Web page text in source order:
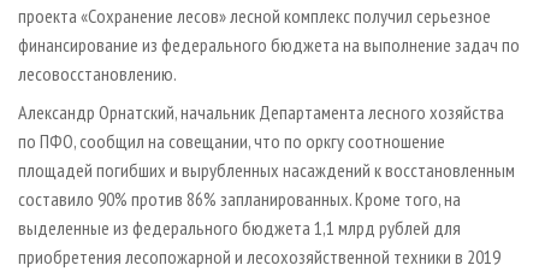
ИНСТРУМЕНТ И МАТЕРИАЛЫ
БИБЛИОТЕКА СПЕЦИАЛИСТА
проекта «Сохранение лесов» лесной комплекс получил серьезное
финансирование из федерального бюджета на выполнение задач по
лесовосстановлению.
Александр Орнатский, начальник Департамента лесного хозяйства
по ПФО, сообщил на совещании, что по оркгу соотношение
площадей погибших и вырубленных насаждений к восстановленным
составило 90% против 86% запланированных. Кроме того, на
выделенные из федерального бюджета 1,1 млрд рублей для
приобретения лесопожарной и лесохозяйственной техники в 2019